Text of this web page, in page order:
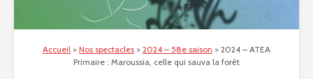
Accueil > Nos spectacles > 2024 – 58e saison > 2024 – ATEA
Primaire : Maroussia, celle qui sauva la forêt